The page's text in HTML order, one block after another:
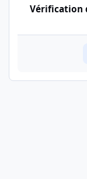
Vérification